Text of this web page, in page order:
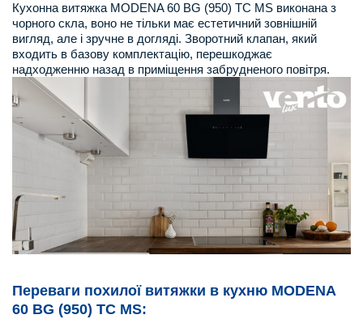
Кухонна витяжка MODENA 60 BG (950) TC MS виконана з
чорного скла, воно не тільки має естетичний зовнішній
вигляд, але і зручне в догляді. Зворотний клапан, який
входить в базову комплектацію, перешкоджає
надходженню назад в приміщення забрудненого повітря.
Переваги похилої витяжки в кухню MODENA
60 BG (950) TC MS: